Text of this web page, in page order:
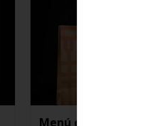
Menú especial para